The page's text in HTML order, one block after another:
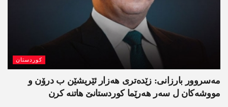
کوردستان
مەسروور بارزانی: زێدەتری ھەزار ئێریشێن ب درۆن و
مووشەکان ل سەر ھەرێما کوردستانێ ھاتنە کرن